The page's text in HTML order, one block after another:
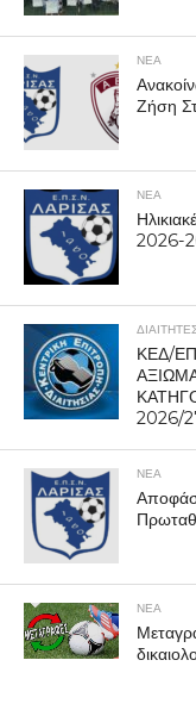
ΝΕΑ
Ζήση
ΝΕΑ
2026-
ΚΕΔ/
2026/
ΝΕΑ
ΝΕΑ